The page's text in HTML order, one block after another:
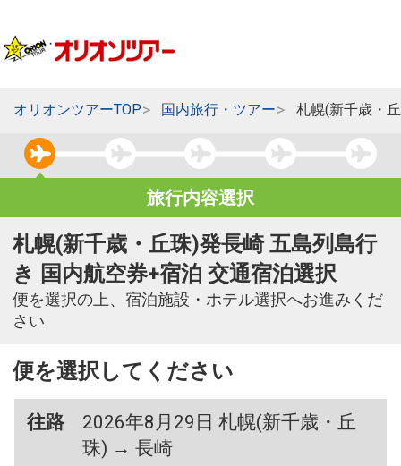
オリオンツアーTOP 国内旅行・ツアー 札幌(新千歳・
旅行内容選択
札幌(新千歳・丘珠)発長崎 五島列島行
き 国内航空券+宿泊 交通宿泊選択
便を選択の上、宿泊施設・ホテル選択へお進みくだ
さい
便を選択してください
往路
2026年8月29日 札幌(新千歳・丘
珠) → 長崎